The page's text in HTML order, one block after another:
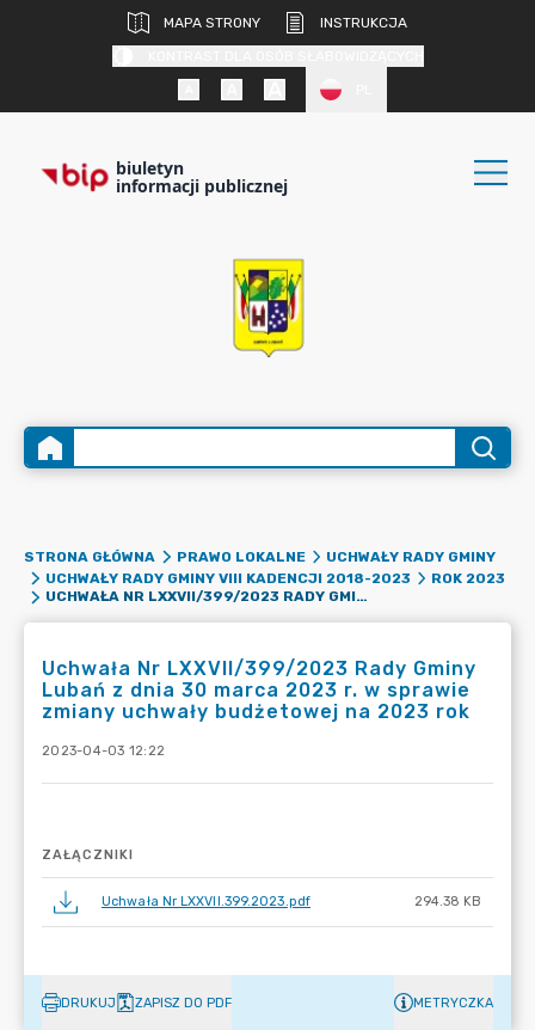
MAPA STRONY
INSTRUKCJA
biuletyn
informacji publicznej
STRONA GŁÓWNA PRAWO LOKALNE
UCHWAŁY RADY GMINY
UCHWAŁY RADY GMINY VIII KADENCJI 2018-2023
ROK 2023
UCHWAŁA NR LXXVII/399/2023 RADY GMINY LUBAŃ Z DNIA 30 MARCA 2023 R. W SPRAWIE ZMIANY UCHWAŁY BUDŻETOWEJ NA 2023 ROK
Uchwała Nr LXXVII/399/2023 Rady Gminy
Lubań z dnia 30 marca 2023 r. w sprawie
zmiany uchwały budżetowej na 2023 rok
2023-04-03 12:22
ZAŁĄCZNIKI
Uchwała Nr LXXVII.399.2023.pdf 294.38 KB
DRUKUJ ZAPISZ DO PDF METRYCZKA